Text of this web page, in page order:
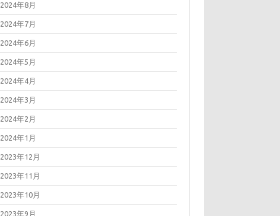
2024年8月
2024年7月
2024年6月
2024年5月
2024年4月
2024年3月
2024年2月
2024年1月
2023年12月
2023年11月
2023年10月
2023年9月